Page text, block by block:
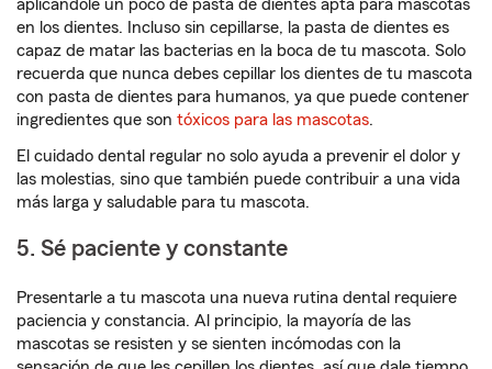
aplicándole un poco de pasta de dientes apta para mascotas
en los dientes. Incluso sin cepillarse, la pasta de dientes es
capaz de matar las bacterias en la boca de tu mascota. Solo
recuerda que nunca debes cepillar los dientes de tu mascota
con pasta de dientes para humanos, ya que puede contener
ingredientes que son tóxicos para las mascotas.
El cuidado dental regular no solo ayuda a prevenir el dolor y
las molestias, sino que también puede contribuir a una vida
más larga y saludable para tu mascota.
5. Sé paciente y constante
Presentarle a tu mascota una nueva rutina dental requiere
paciencia y constancia. Al principio, la mayoría de las
mascotas se resisten y se sienten incómodas con la